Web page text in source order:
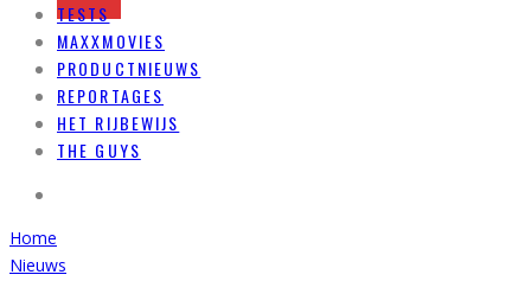
TESTS
MAXXMOVIES
PRODUCTNIEUWS
REPORTAGES
HET RIJBEWIJS
THE GUYS
Home
Nieuws